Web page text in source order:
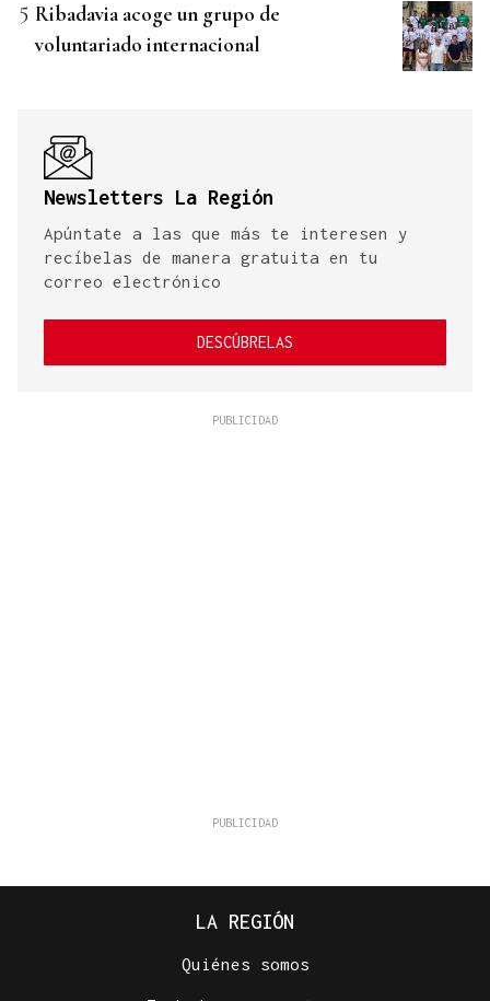
Ribadavia acoge un grupo de
voluntariado internacional
Newsletters La Región
Apúntate a las que más te interesen y
recíbelas de manera gratuita en tu
correo electrónico
DESCÚBRELAS
LA REGIÓN
Quiénes somos